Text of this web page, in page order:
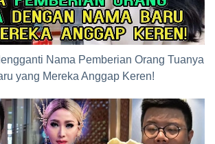
Nama Pemberian Orang Tuanya
yang Mereka Anggap Keren!